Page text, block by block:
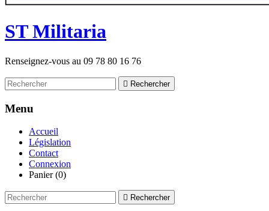
STMilitaria
Renseignez-vous au 09 78 80 16 76
 Rechercher
Menu
Accueil
Législation
Contact
Connexion
Panier (0)
 Rechercher